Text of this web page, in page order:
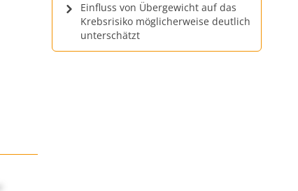
Einfluss von Übergewicht auf das
Krebsrisiko möglicherweise deutlich
unterschätzt